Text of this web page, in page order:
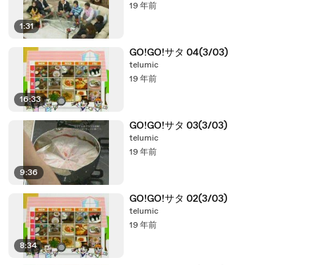
1:31
19 年前
16:33
GO!GO!サタ 04(3/03)
telumic
19 年前
9:36
GO!GO!サタ 03(3/03)
telumic
19 年前
8:34
GO!GO!サタ 02(3/03)
telumic
19 年前